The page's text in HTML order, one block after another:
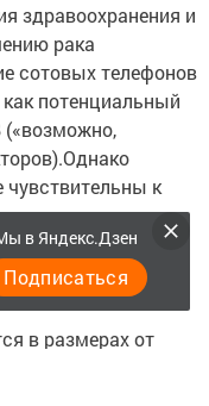
здравоохранения и
рака
сотовых телефонов
потенциальный
(«возможно,
чувствительны к
поскольку их
в размерах от
в Яндекс.Дзен
Подписаться